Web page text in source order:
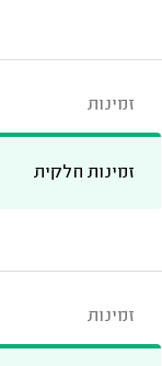
זמינות
זמינות חלקית
זמינות